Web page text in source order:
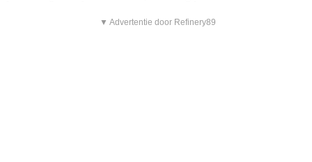
▼ Advertentie door Refinery89